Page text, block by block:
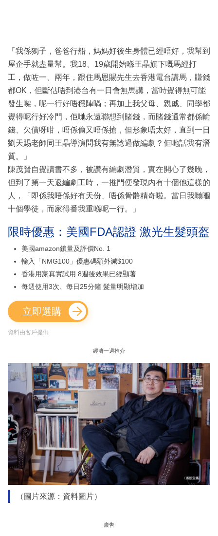
「我係獨子，爸爸行船，媽媽好後生身體已經唔好，我幫到
屋企手就盡量幫。我18、19歲開始喺王晶旗下嘅馬經打
工，做咗一、兩年，跟住馬恩賜先生去香港電台講馬，賺錢
都OK，但斷估唔到港台有一日會無馬講，當時覺得無可能
發生㗎，呢一行好唔穩陣喎；再加上我父母、親戚、同學都
覺得呢行好冷門，佢哋永遠聯想到賭錢，而賭錢通常都係輸
錢、欠債呀咁，唔係偷又唔係搶，但形象唔太好，直到一日
劉天賜老師同王晶導演問我有無諗過做編劇？佢哋話我有潛
質。」
陳茂賢自覺讀書不多，被讚有編劇潛質，實在開心了幾晚，
但到了第一天返編劇工時，一推門便發現內有十個他這樣的
人，「即係我唔係好有天份、唔係骨骼精奇啦。當日我哋嗰
十個學徒，而家得番我重喺呢一行。」
限時優惠：美國FDA認證 激光生髮頭盔
美國amazon鎖量及評價No. 1
輸入「NMG100」優惠碼額外減$100
香港用家真實試用 8週後效果已經顯著
每週使用3次、每日25分鐘 髮量明顯增加
立即選購
資料由客戶提供
經濟一週推介
（圖片來源：資料圖片）
廣告